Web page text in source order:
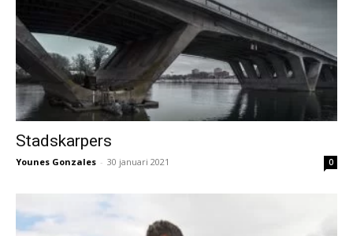
Stadskarpers
Younes Gonzales - 30 januari 2021 0